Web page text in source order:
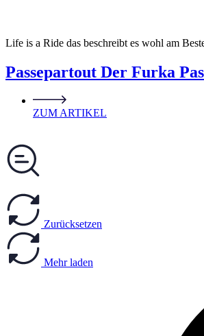
Life is a Ride das beschreibt es wohl am
Passepartout Der Furka
ZUM ARTIKEL
Zurücksetzen
Mehr laden